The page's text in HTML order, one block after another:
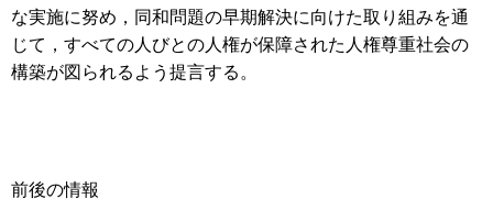
な実施に努め，同和問題の早期解決に向けた取り組みを通
じて，すべての人びとの人権が保障された人権尊重社会の
構築が図られるよう提言する。
前後の情報